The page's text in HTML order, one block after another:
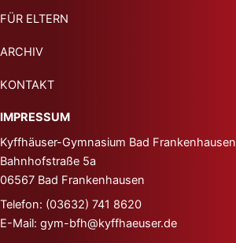
FÜR ELTERN
ARCHIV
KONTAKT
IMPRESSUM
Kyffhäuser-Gymnasium Bad Frankenhausen
Bahnhofstraße 5a
06567 Bad Frankenhausen
Telefon: (03632) 741 8620
E-Mail: gym-bfh@kyffhaeuser.de